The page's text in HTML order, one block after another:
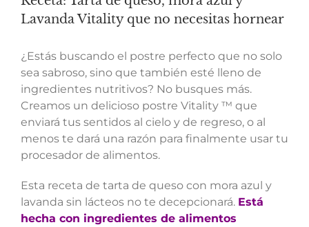
Lavanda Vitality que no necesitas hornear
¿Estás buscando el postre perfecto que no solo
sea sabroso, sino que también esté lleno de
ingredientes nutritivos? No busques más.
Creamos un delicioso postre Vitality ™ que
enviará tus sentidos al cielo y de regreso, o al
menos te dará una razón para finalmente usar tu
procesador de alimentos.
Esta receta de tarta de queso con mora azul y
lavanda sin lácteos no te decepcionará. Está
hecha con ingredientes de alimentos